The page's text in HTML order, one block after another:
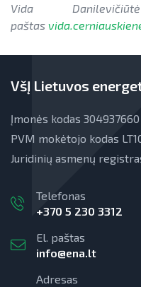
Vida
paštas
VšĮ Lietuvos
Įmonės kodas 304937660
PVM mokėtojo kodas
Juridinių asmenų
Telefonas
+370 5 230 3312
El. paštas
info@ena.lt
Adresas